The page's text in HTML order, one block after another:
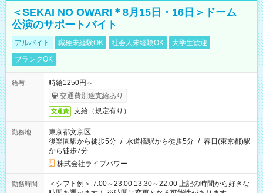
＜SEKAI NO OWARI＊8月15日・16日＞ドーム
公演のサポートバイト
アルバイト 職種未経験OK 社会人未経験OK
大学生歓迎
ブランクOK
給与
時給1250円～
交通費別途支給あり
交通費 支給（規定有り）
勤務地
東京都文京区
後楽園駅から徒歩5分 / 水道橋駅から徒歩5分 / 春日(東京都)駅
から徒歩7分
株式会社ライブパワー
勤務時間
＜シフト例＞ 7:00～23:00 13:30～22:00 上記の時間から好きな